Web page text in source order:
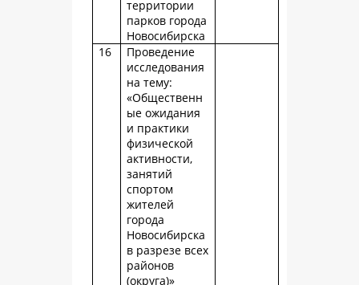
территории
парков города
Новосибирска
16
Проведение
исследования
на тему:
«Общественн
ые ожидания
и практики
физической
активности,
занятий
спортом
жителей
города
Новосибирска
в разрезе всех
районов
(округа)»